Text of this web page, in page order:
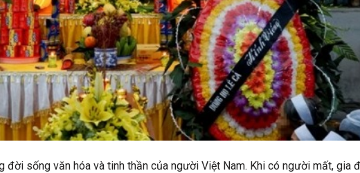
đời sống văn hóa và tinh thần của người Việt Nam. Khi có người mất, gia